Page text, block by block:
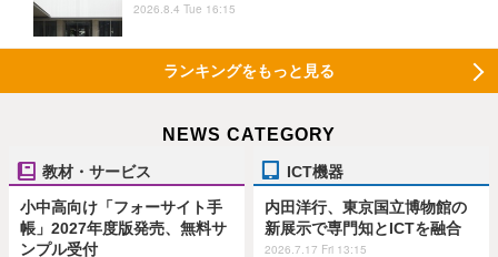
2026.8.4 Tue 16:15
ランキングをもっと見る
NEWS CATEGORY
教材・サービス
小中高向け「フォーサイト手
帳」2027年度版発売、無料サ
ンプル受付
ICT機器
内田洋行、東京国立博物館の
新展示で専門知とICTを融合
2026.7.17 Fri 13:15